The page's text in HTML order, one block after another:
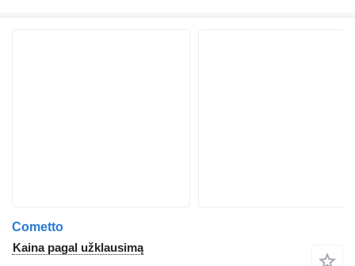
Cometto
Kaina pagal užklausimą